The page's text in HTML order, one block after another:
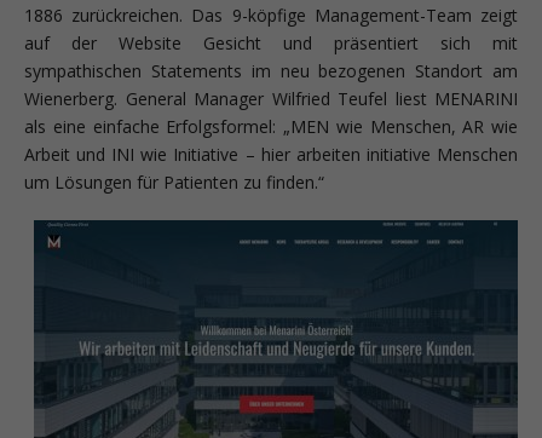
1886 zurückreichen. Das 9-köpfige Management-Team zeigt
auf der Website Gesicht und präsentiert sich mit
sympathischen Statements im neu bezogenen Standort am
Wienerberg. General Manager Wilfried Teufel liest MENARINI
als eine einfache Erfolgsformel: „MEN wie Menschen, AR wie
Arbeit und INI wie Initiative – hier arbeiten initiative Menschen
um Lösungen für Patienten zu finden.“